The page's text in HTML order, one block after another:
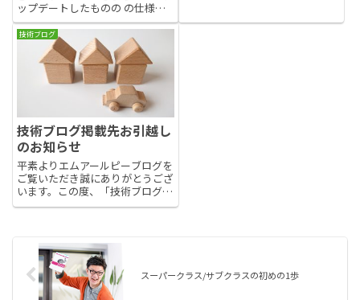
ップデートしたものの の仕様が
使いづらい… の方が操作しやす
かったと思ったことはありません
か。そこで、今回は を と同じ様
な方法で操作ができる設定を３つ
ほどご紹介したいと思...
技術ブログ
技術ブログ掲載先お引越し
のお知らせ
平素よりエムアールピーブログを
ご覧いただき誠にありがとうござ
います。この度、「技術ブログ」
の掲載先をZennというプラット
MRP技術ブログ_Zenn Zennとは
エンジニアのための情...
スーパークラス/サブクラスの初めの1歩